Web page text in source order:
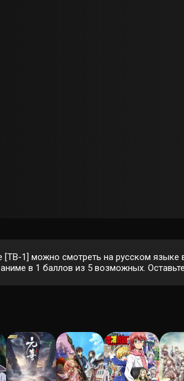
1] можно смотреть на русском
в 1 баллов из 5 возможных.